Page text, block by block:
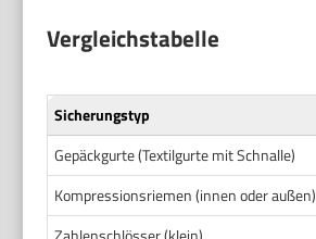
Vergleichstabelle
Sicherungstyp
Gepäckgurte (Textilgurte mit Schnalle)
Kompressionsriemen (innen oder außen)